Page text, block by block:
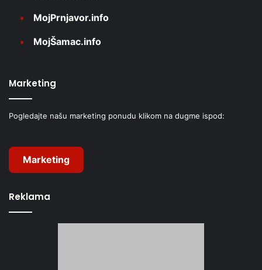
MojPrnjavor.info
MojŠamac.info
Marketing
Pogledajte našu marketing ponudu klikom na dugme ispod:
Marketing
Reklama